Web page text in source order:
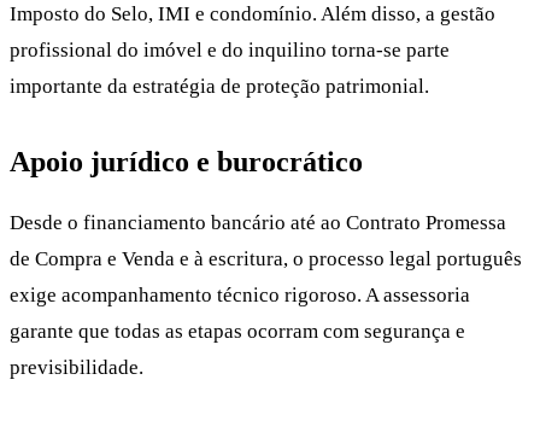
Imposto do Selo, IMI e condomínio. Além disso, a gestão
profissional do imóvel e do inquilino torna-se parte
importante da estratégia de proteção patrimonial.
Apoio jurídico e burocrático
Desde o financiamento bancário até ao Contrato Promessa
de Compra e Venda e à escritura, o processo legal português
exige acompanhamento técnico rigoroso. A assessoria
garante que todas as etapas ocorram com segurança e
previsibilidade.